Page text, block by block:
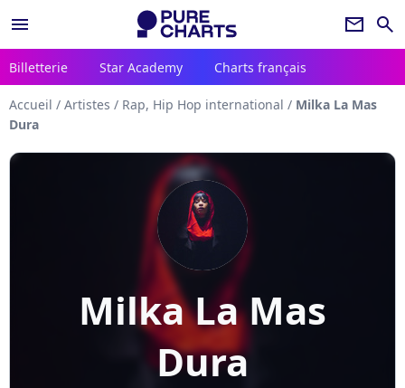
menu newsletter search
Billetterie Star Academy Charts français
Accueil / Artistes / Rap, Hip Hop international / Milka La Mas
Dura
Milka La Mas
Dura